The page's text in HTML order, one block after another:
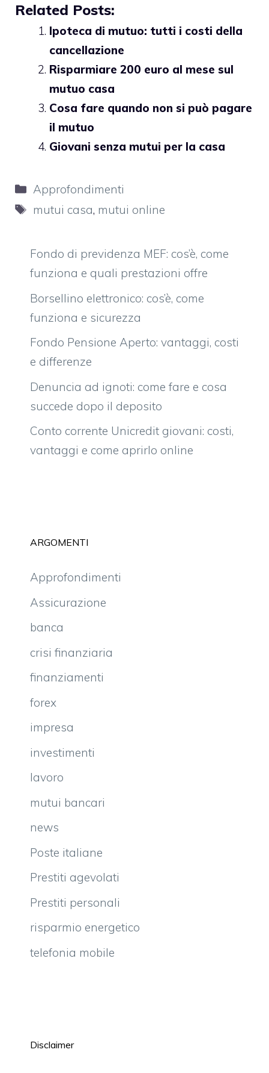
Related Posts:
Ipoteca di mutuo: tutti i costi della
cancellazione
Risparmiare 200 euro al mese sul
mutuo casa
Cosa fare quando non si può pagare
il mutuo
Giovani senza mutui per la casa
Categorie
Approfondimenti
Tag
mutui casa, mutui online
Fondo di previdenza MEF: cos’è, come
funziona e quali prestazioni offre
Borsellino elettronico: cos’è, come
funziona e sicurezza
Fondo Pensione Aperto: vantaggi, costi
e differenze
Denuncia ad ignoti: come fare e cosa
succede dopo il deposito
Conto corrente Unicredit giovani: costi,
vantaggi e come aprirlo online
ARGOMENTI
Approfondimenti
Assicurazione
banca
crisi finanziaria
finanziamenti
forex
impresa
investimenti
lavoro
mutui bancari
news
Poste italiane
Prestiti agevolati
Prestiti personali
risparmio energetico
telefonia mobile
Disclaimer